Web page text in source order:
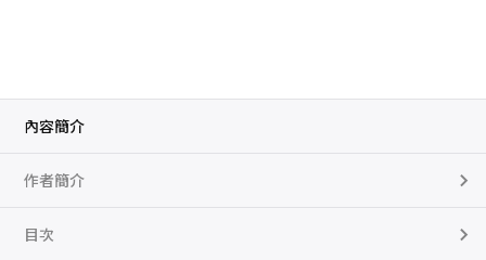
篇
3
0
文
物
日
常
內容簡介
作者簡介
目次